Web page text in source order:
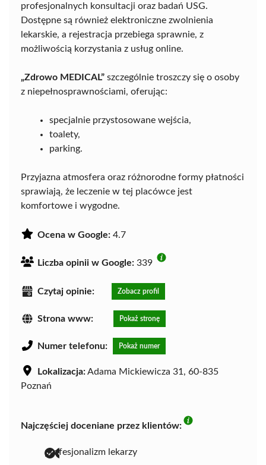
profesjonalnych konsultacji oraz badań USG.
Dostępne są również elektroniczne zwolnienia
lekarskie, a rejestracja przebiega sprawnie, z
możliwością korzystania z usług online.
„Zdrowo MEDICAL” szczególnie troszczy się o osoby
z niepełnosprawnościami, oferując:
specjalnie przystosowane wejścia,
toalety,
parking.
Przyjazna atmosfera oraz różnorodne formy płatności
sprawiają, że leczenie w tej placówce jest
komfortowe i wygodne.
Ocena w Google: 4.7
Liczba opinii w Google: 339
Czytaj opinie: Zobacz profil
Strona www: Pokaż stronę
Numer telefonu: Pokaż numer
Lokalizacja:Adama Mickiewicza 31, 60-835
Poznań
Najczęściej doceniane przez klientów:
profesjonalizm lekarzy